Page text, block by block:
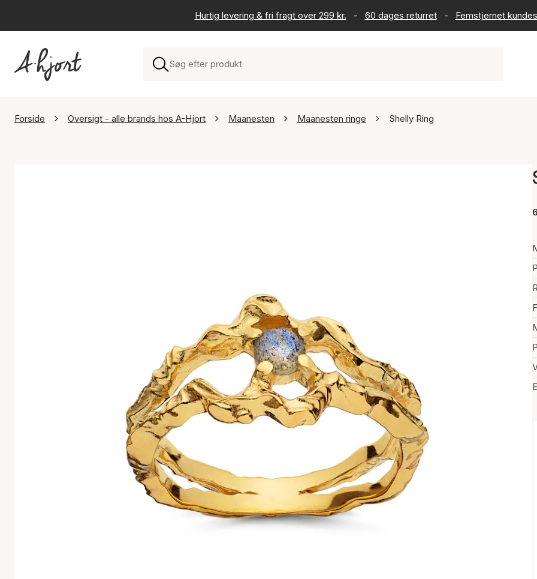
Hurtig levering & fri fragt over 299 kr. - 60 dages returret - Femstjernet
Forside Oversigt - alle brands hos A-Hjort Maanesten Maanesten ringe Shelly Ring